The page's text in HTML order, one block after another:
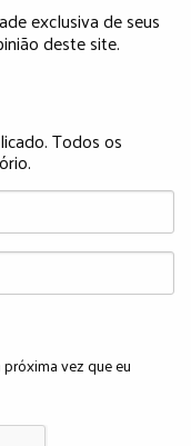
exclusiva de seus
deste site.
Todos os
vez que eu